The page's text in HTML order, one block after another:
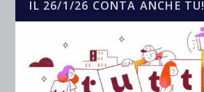
IL 26/1/26 CONTA ANCHE TU!